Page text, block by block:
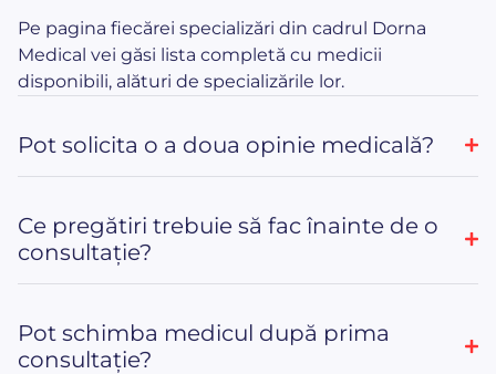
Pe pagina fiecărei specializări din cadrul Dorna
Medical vei găsi lista completă cu medicii
disponibili, alături de specializările lor.
Pot solicita o a doua opinie medicală?
Ce pregătiri trebuie să fac înainte de o
consultație?
Pot schimba medicul după prima
consultație?